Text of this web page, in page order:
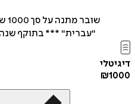
שובר מתנה
"עברית" *** בתוקף שנה
₪